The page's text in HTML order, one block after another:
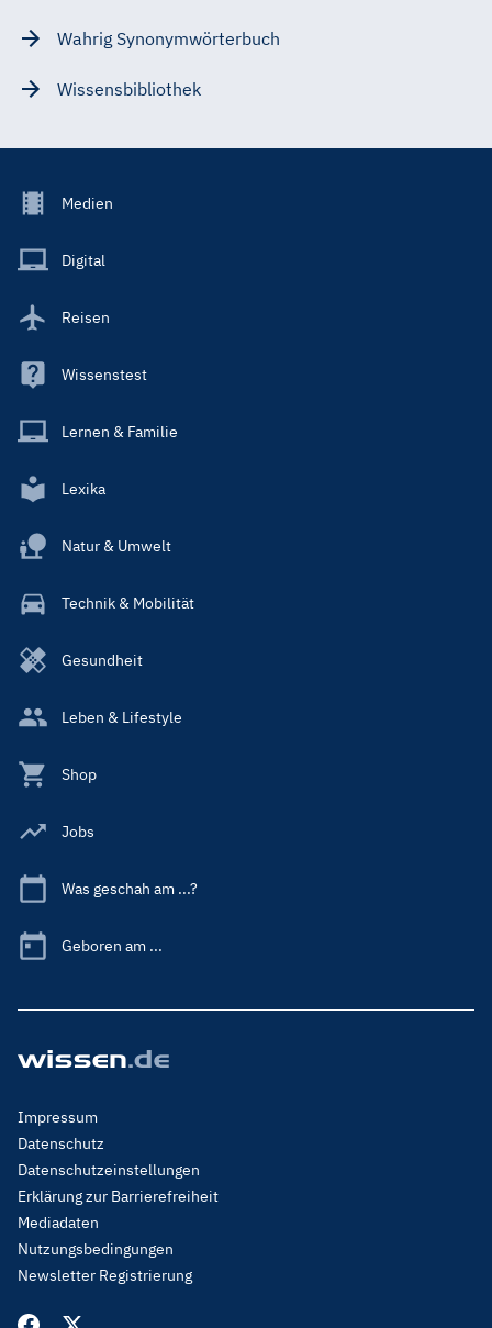
Wahrig Synonymwörterbuch
Wissensbibliothek
Footer
Main
Medien
Digital
Reisen
Wissenstest
Lernen & Familie
Lexika
Natur & Umwelt
Technik & Mobilität
Gesundheit
Leben & Lifestyle
Shop
Jobs
Was geschah am ...?
Geboren am ...
Footer
Menu
Legal
Impressum
Datenschutz
Datenschutzeinstellungen
Erklärung zur Barrierefreiheit
Mediadaten
Nutzungsbedingungen
Newsletter Registrierung